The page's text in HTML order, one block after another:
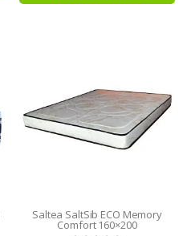
Saltea SaltSib ECO Memory
Comfort 160×200